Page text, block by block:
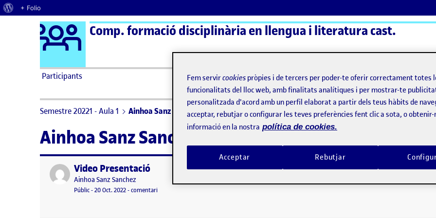
Quant al WordPress
+ Folio
Saltar al contingut Logo Ágora
Comp. formació disciplinària en llengua i literatura cast.
Participants ActiFolios
Semestre 20221 - Aula 1 Ainhoa Sanz Sanchez
Ainhoa Sanz Sanchez
Publicat perVideo Presentació
Publicat per
Ainhoa Sanz Sanchez
Visibilitat:
Públic-Data de publicació
20 Oct. 2022-comentariel Video Presentació
Fem servircookies pròpies i de tercers per poder-te oferir correctament totes
funcionalitats del lloc web, amb finalitats analítiques i per mostrar-te
personalitzada d'acord amb un perfil elaborat a partir dels teus hàbits de
acceptar, rebutjar o configurar les teves preferències fent clic a sota, o obtenir-
informació en la nostra política de cookies.
Rebutjar
Acceptar